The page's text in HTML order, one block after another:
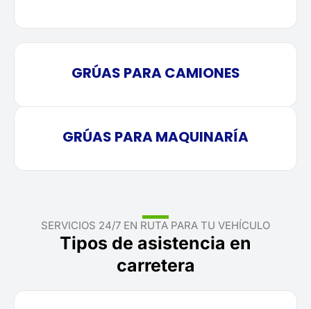
GRÚAS PARA CAMIONES
GRÚAS PARA MAQUINARÍA
SERVICIOS 24/7 EN RUTA PARA TU VEHÍCULO
Tipos de asistencia en
carretera